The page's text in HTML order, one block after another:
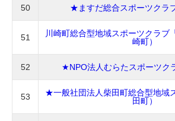
50 ★ますだ総合スポーツクラ
51
川崎町総合型地域スポーツクラブ
崎町）
52 ★NPO法人むらたスポーツク
53
★一般社団法人柴田町総合型地域
田町）